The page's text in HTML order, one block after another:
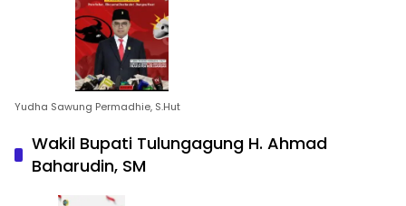
Yudha Sawung Permadhie, S.Hut
Wakil Bupati Tulungagung H. Ahmad
Baharudin, SM